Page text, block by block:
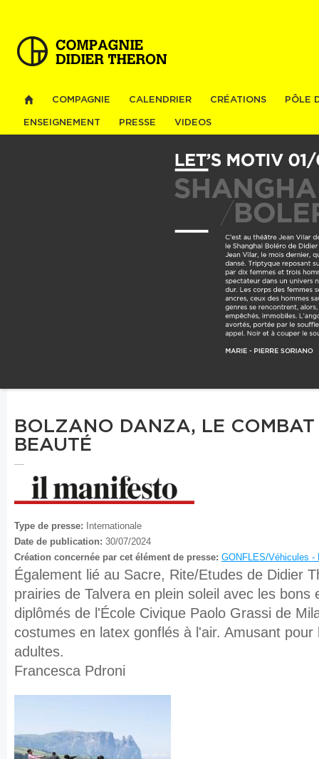
COMPAGNIE CALENDRIER CRÉATIONS PÔLE
ENSEIGNEMENT PRESSE VIDEOS
BOLZANO DANZA, LE
BEAUTÉ
Type de presse:
Internationale
Date de publication: 30/07/2024
Création concernée par cet élément de presse: GONFLES/Véhicules -
Également lié au Sacre, Rite/Etudes de Didier
prairies de Talvera en plein soleil avec les bons
diplômés de l'École Civique Paolo Grassi de
costumes en latex gonflés à l'air. Amusant
adultes.
Francesca Pdroni